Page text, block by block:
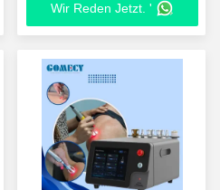
Physiotherapie-
Rehabilitationsausrüstung
mit mehreren
Wellenlängen
Wir Reden Jetzt. '